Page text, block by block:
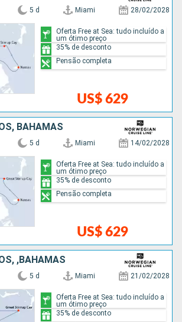
5 d Miami 28/02/2028
US$ 629
Oferta Free at Sea: tudo incluído a
um ótimo preço
35% de desconto
Pensão completa
BAHAMAS
5 d Miami 14/02/2028
US$ 629
Oferta Free at Sea: tudo incluído a
um ótimo preço
35% de desconto
Pensão completa
,BAHAMAS
5 d Miami 21/02/2028
Oferta Free at Sea: tudo incluído a
um ótimo preço
35% de desconto